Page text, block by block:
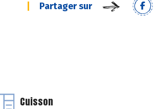
Partager sur
Cuisson